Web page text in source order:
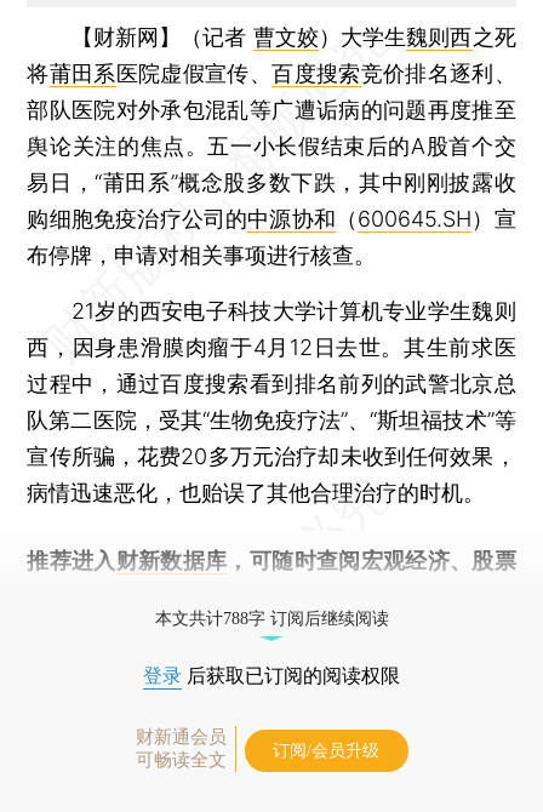
【财新网】（记者 曹文姣） 大学生魏则西之死
将莆田系医院虚假宣传、百度搜索竞价排名逐利、
部队医院对外承包混乱等广遭诟病的问题再度推至
舆论关注的焦点。五一小长假结束后的A股首个交
易日，“莆田系”概念股多数下跌，其中刚刚披露收
购细胞免疫治疗公司的中源协和 （600645.SH）宣
布停牌，申请对相关事项进行核查。
21岁的西安电子科技大学计算机专业学生魏则
西，因身患滑膜肉瘤于4月12日去世。其生前求医
过程中，通过百度搜索看到排名前列的武警北京总
队第二医院，受其“生物免疫疗法”、“斯坦福技术”等
宣传所骗，花费20多万元治疗却未收到任何效果，
病情迅速恶化，也贻误了其他合理治疗的时机。
推荐进入 财新数据库 ，可随时查阅宏观经济、股票
本文共计788字 订阅后继续阅读
登录 后获取已订阅的阅读权限
财新通会员
可畅读全文
订阅/会员升级